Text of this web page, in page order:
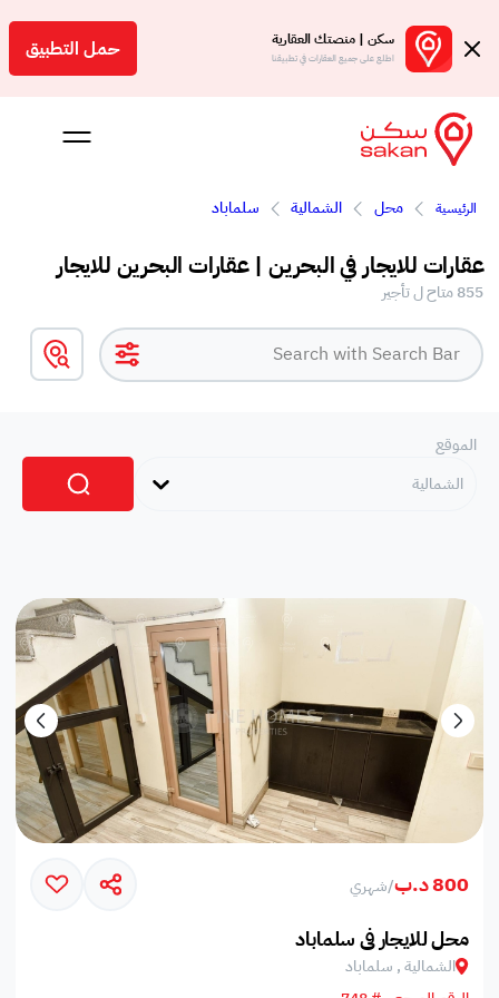
سكن | منصتك العقارية
اطلع على جميع العقارات في تطبيقنا حمل التطبيق
بالعمولة
الرئيسية محل الشمالية سلماباد
عقارات للايجار في البحرين | عقارات البحرين للايجار
855 متاح ل تأجير
الموقع
الشمالية
800 د.ب /شهري
محل للايجار في سلماباد
الشمالية , سلماباد